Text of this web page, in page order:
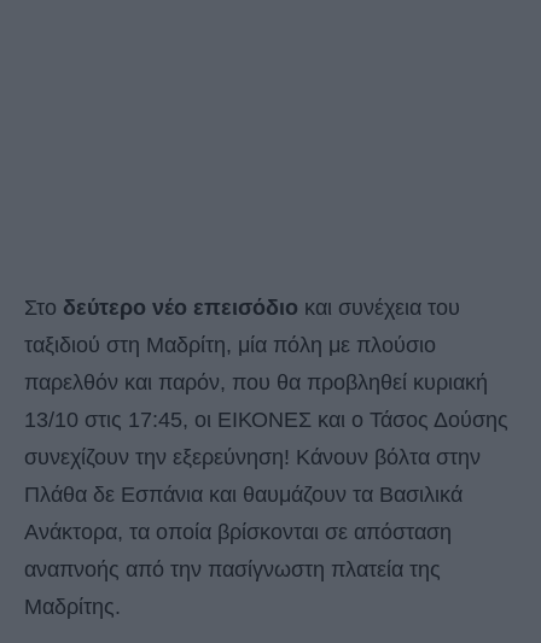
Στο δεύτερο νέο επεισόδιο και συνέχεια του
ταξιδιού στη Μαδρίτη, μία πόλη με πλούσιο
παρελθόν και παρόν, που θα προβληθεί κυριακή
13/10 στις 17:45, οι ΕΙΚΟΝΕΣ και ο Τάσος Δούσης
συνεχίζουν την εξερεύνηση! Κάνουν βόλτα στην
Πλάθα δε Εσπάνια και θαυμάζουν τα Βασιλικά
Ανάκτορα, τα οποία βρίσκονται σε απόσταση
αναπνοής από την πασίγνωστη πλατεία της
Μαδρίτης.